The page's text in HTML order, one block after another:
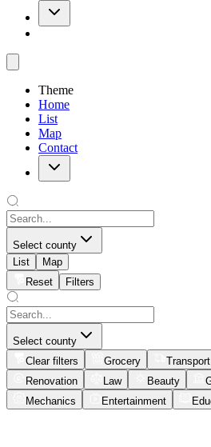
Theme
Home
List
Map
Contact
Select county
List
Map
Reset
Filters
Select county
Clear filters
Grocery Transport
Renovation
Law Beauty
Mechanics
Entertainment